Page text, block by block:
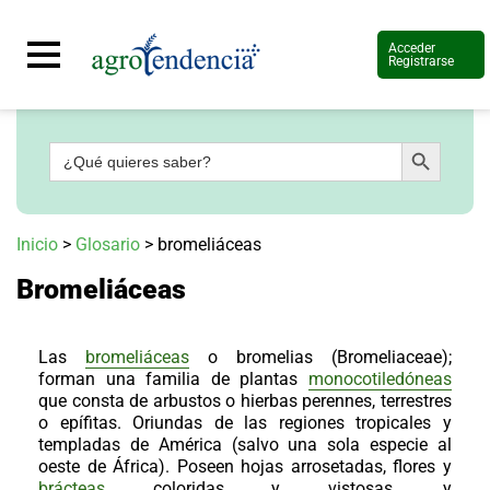
Acceder
Registrarse
Señal
en
más
Agrotendencia
Planes
Glosario
Agroshow
Regístrate
suscríbete
Contáctenos
Buscar: Botón de búsqueda
Inicio > Glosario > bromeliáceas
Bromeliáceas
Las bromeliáceas o bromelias (Bromeliaceae);
forman una familia de plantas monocotiledóneas
que consta de arbustos o hierbas perennes, terrestres
o epífitas. Oriundas de las regiones tropicales y
templadas de América (salvo una sola especie al
oeste de África). Poseen hojas arrosetadas, flores y